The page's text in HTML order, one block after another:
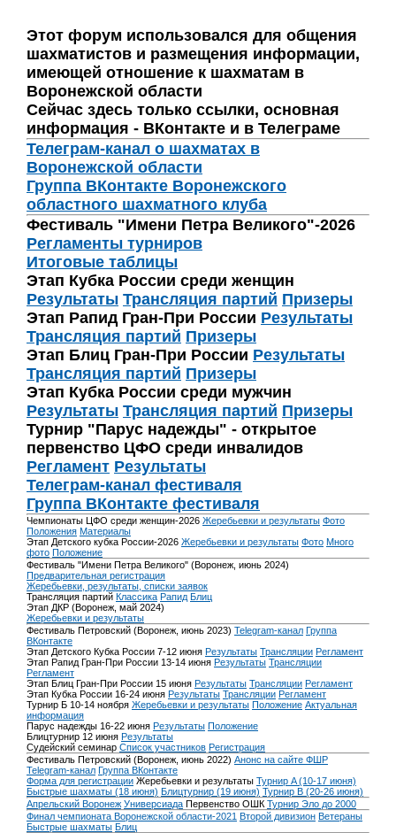
Этот форум использовался для общения
шахматистов и размещения информации,
имеющей отношение к шахматам в
Воронежской области
Сейчас здесь только ссылки, основная
информация - ВКонтакте и в Телеграме
Телеграм-канал о шахматах в
Воронежской области
Группа ВКонтакте Воронежского
областного шахматного клуба
Фестиваль "Имени Петра Великого"-2026
Регламенты турниров
Итоговые таблицы
Этап Кубка России среди женщин
Результаты Трансляция партий Призеры
Этап Рапид Гран-При России Результаты
Трансляция партий Призеры
Этап Блиц Гран-При России Результаты
Трансляция партий Призеры
Этап Кубка России среди мужчин
Результаты Трансляция партий Призеры
Турнир "Парус надежды" - открытое
первенство ЦФО среди инвалидов
Регламент Результаты
Телеграм-канал фестиваля
Группа ВКонтакте фестиваля
Чемпионаты ЦФО среди женщин-2026 Жеребьевки и результаты Фото
Положения Материалы
Этап Детского кубка России-2026 Жеребьевки и результаты Фото Много
фото Положение
Фестиваль "Имени Петра Великого" (Воронеж, июнь 2024)
Предварительная регистрация
Жеребьевки, результаты, списки заявок
Трансляция партий Классика Рапид Блиц
Этап ДКР (Воронеж, май 2024)
Жеребьевки и результаты
Фестиваль Петровский (Воронеж, июнь 2023) Telegram-канал Группа
ВКонтакте
Этап Детского Кубка России 7-12 июня Результаты Трансляции Регламент
Этап Рапид Гран-При России 13-14 июня Результаты Трансляции
Регламент
Этап Блиц Гран-При России 15 июня Результаты Трансляции Регламент
Этап Кубка России 16-24 июня Результаты Трансляции Регламент
Турнир Б 10-14 ноября Жеребьевки и результаты Положение Актуальная
информация
Парус надежды 16-22 июня Результаты Положение
Блицтурнир 12 июня Результаты
Судейский семинар Список участников Регистрация
Фестиваль Петровский (Воронеж, июнь 2022) Анонс на сайте ФШР
Telegram-канал Группа ВКонтакте
Форма для регистрации Жеребьевки и результаты Турнир A (10-17 июня)
Быстрые шахматы (18 июня) Блицтурнир (19 июня) Турнир B (20-26 июня)
Апрельский Воронеж Универсиада Первенство ОШК Турнир Эло до 2000
Финал чемпионата Воронежской области-2021 Второй дивизион Ветераны
Быстрые шахматы Блиц